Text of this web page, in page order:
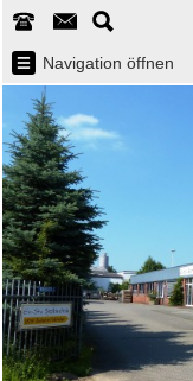
Navigation öffnen